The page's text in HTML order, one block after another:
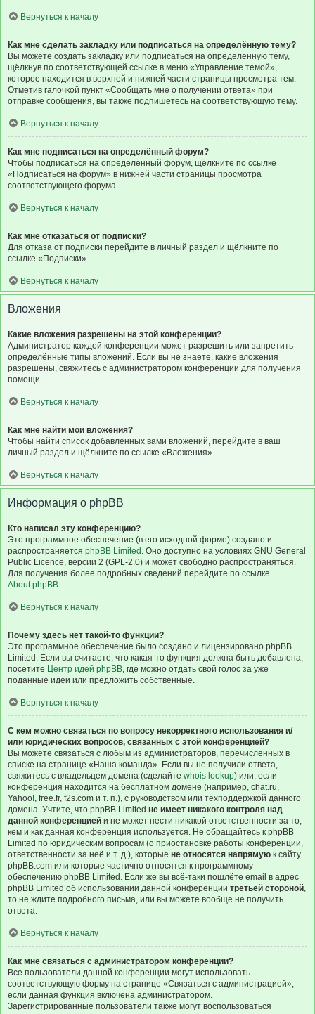
Вернуться к началу
Как мне сделать закладку или подписаться на определённую тему?
Вы можете создать закладку или подписаться на определённую тему,
щёлкнув по соответствующей ссылке в меню «Управление темой»,
которое находится в верхней и нижней части страницы просмотра тем.
Отметив галочкой пункт «Сообщать мне о получении ответа» при
отправке сообщения, вы также подпишетесь на соответствующую тему.
Вернуться к началу
Как мне подписаться на определённый форум?
Чтобы подписаться на определённый форум, щёлкните по ссылке
«Подписаться на форум» в нижней части страницы просмотра
соответствующего форума.
Вернуться к началу
Как мне отказаться от подписки?
Для отказа от подписки перейдите в личный раздел и щёлкните по
ссылке «Подписки».
Вернуться к началу
Вложения
Какие вложения разрешены на этой конференции?
Администратор каждой конференции может разрешить или запретить
определённые типы вложений. Если вы не знаете, какие вложения
разрешены, свяжитесь с администратором конференции для получения
помощи.
Вернуться к началу
Как мне найти мои вложения?
Чтобы найти список добавленных вами вложений, перейдите в ваш
личный раздел и щёлкните по ссылке «Вложения».
Вернуться к началу
Информация о phpBB
Кто написал эту конференцию?
Это программное обеспечение (в его исходной форме) создано и
распространяется phpBB Limited . Оно доступно на условиях GNU General
Public Licence, версии 2 (GPL-2.0) и может свободно распространяться.
Для получения более подробных сведений перейдите по ссылке
About phpBB.
Вернуться к началу
Почему здесь нет такой-то функции?
Это программное обеспечение было создано и лицензировано phpBB
Limited. Если вы считаете, что какая-то функция должна быть добавлена,
посетите Центр идей phpBB, где можно отдать свой голос за уже
поданные идеи или предложить собственные.
Вернуться к началу
С кем можно связаться по вопросу некорректного использования и/
или юридических вопросов, связанных с этой конференцией?
Вы можете связаться с любым из администраторов, перечисленных в
списке на странице «Наша команда». Если вы не получили ответа,
свяжитесь с владельцем домена (сделайте whois lookup) или, если
конференция находится на бесплатном домене (например, chat.ru,
Yahoo!, free.fr, f2s.com и т. п.), с руководством или техподдержкой данного
домена. Учтите, что phpBB Limited не имеет никакого контроля над
данной конференцией и не может нести никакой ответственности за то,
кем и как данная конференция используется. Не обращайтесь к phpBB
Limited по юридическим вопросам (о приостановке работы конференции,
ответственности за неё и т. д.), которые не относятся напрямую к сайту
phpBB.com или которые частично относятся к программному
обеспечению phpBB Limited. Если же вы всё-таки пошлёте email в адрес
phpBB Limited об использовании данной конференции третьей стороной,
то не ждите подробного письма, или вы можете вообще не получить
ответа.
Вернуться к началу
Как мне связаться с администратором конференции?
Все пользователи данной конференции могут использовать
соответствующую форму на странице «Связаться с администрацией»,
если данная функция включена администратором.
Зарегистрированные пользователи также могут воспользоваться